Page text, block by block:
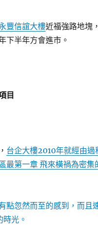
豐信誼大樓近福強路地塊
下半年方會進市。
目
台企大樓2010年就經由
最第一章 飛來橫禍為密集
點忽然而至的感到，而且
光。